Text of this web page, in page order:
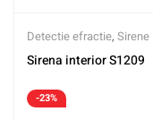
Detectie efractie, Sirene
Sirena interior S1209
-23%